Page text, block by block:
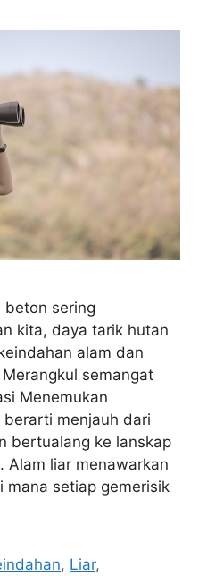
beton sering
kita, daya tarik hutan
alam dan
semangat
Menemukan
berarti menjauh dari
bertualang ke lanskap
Alam liar menawarkan
mana setiap gemerisik
, Liar,